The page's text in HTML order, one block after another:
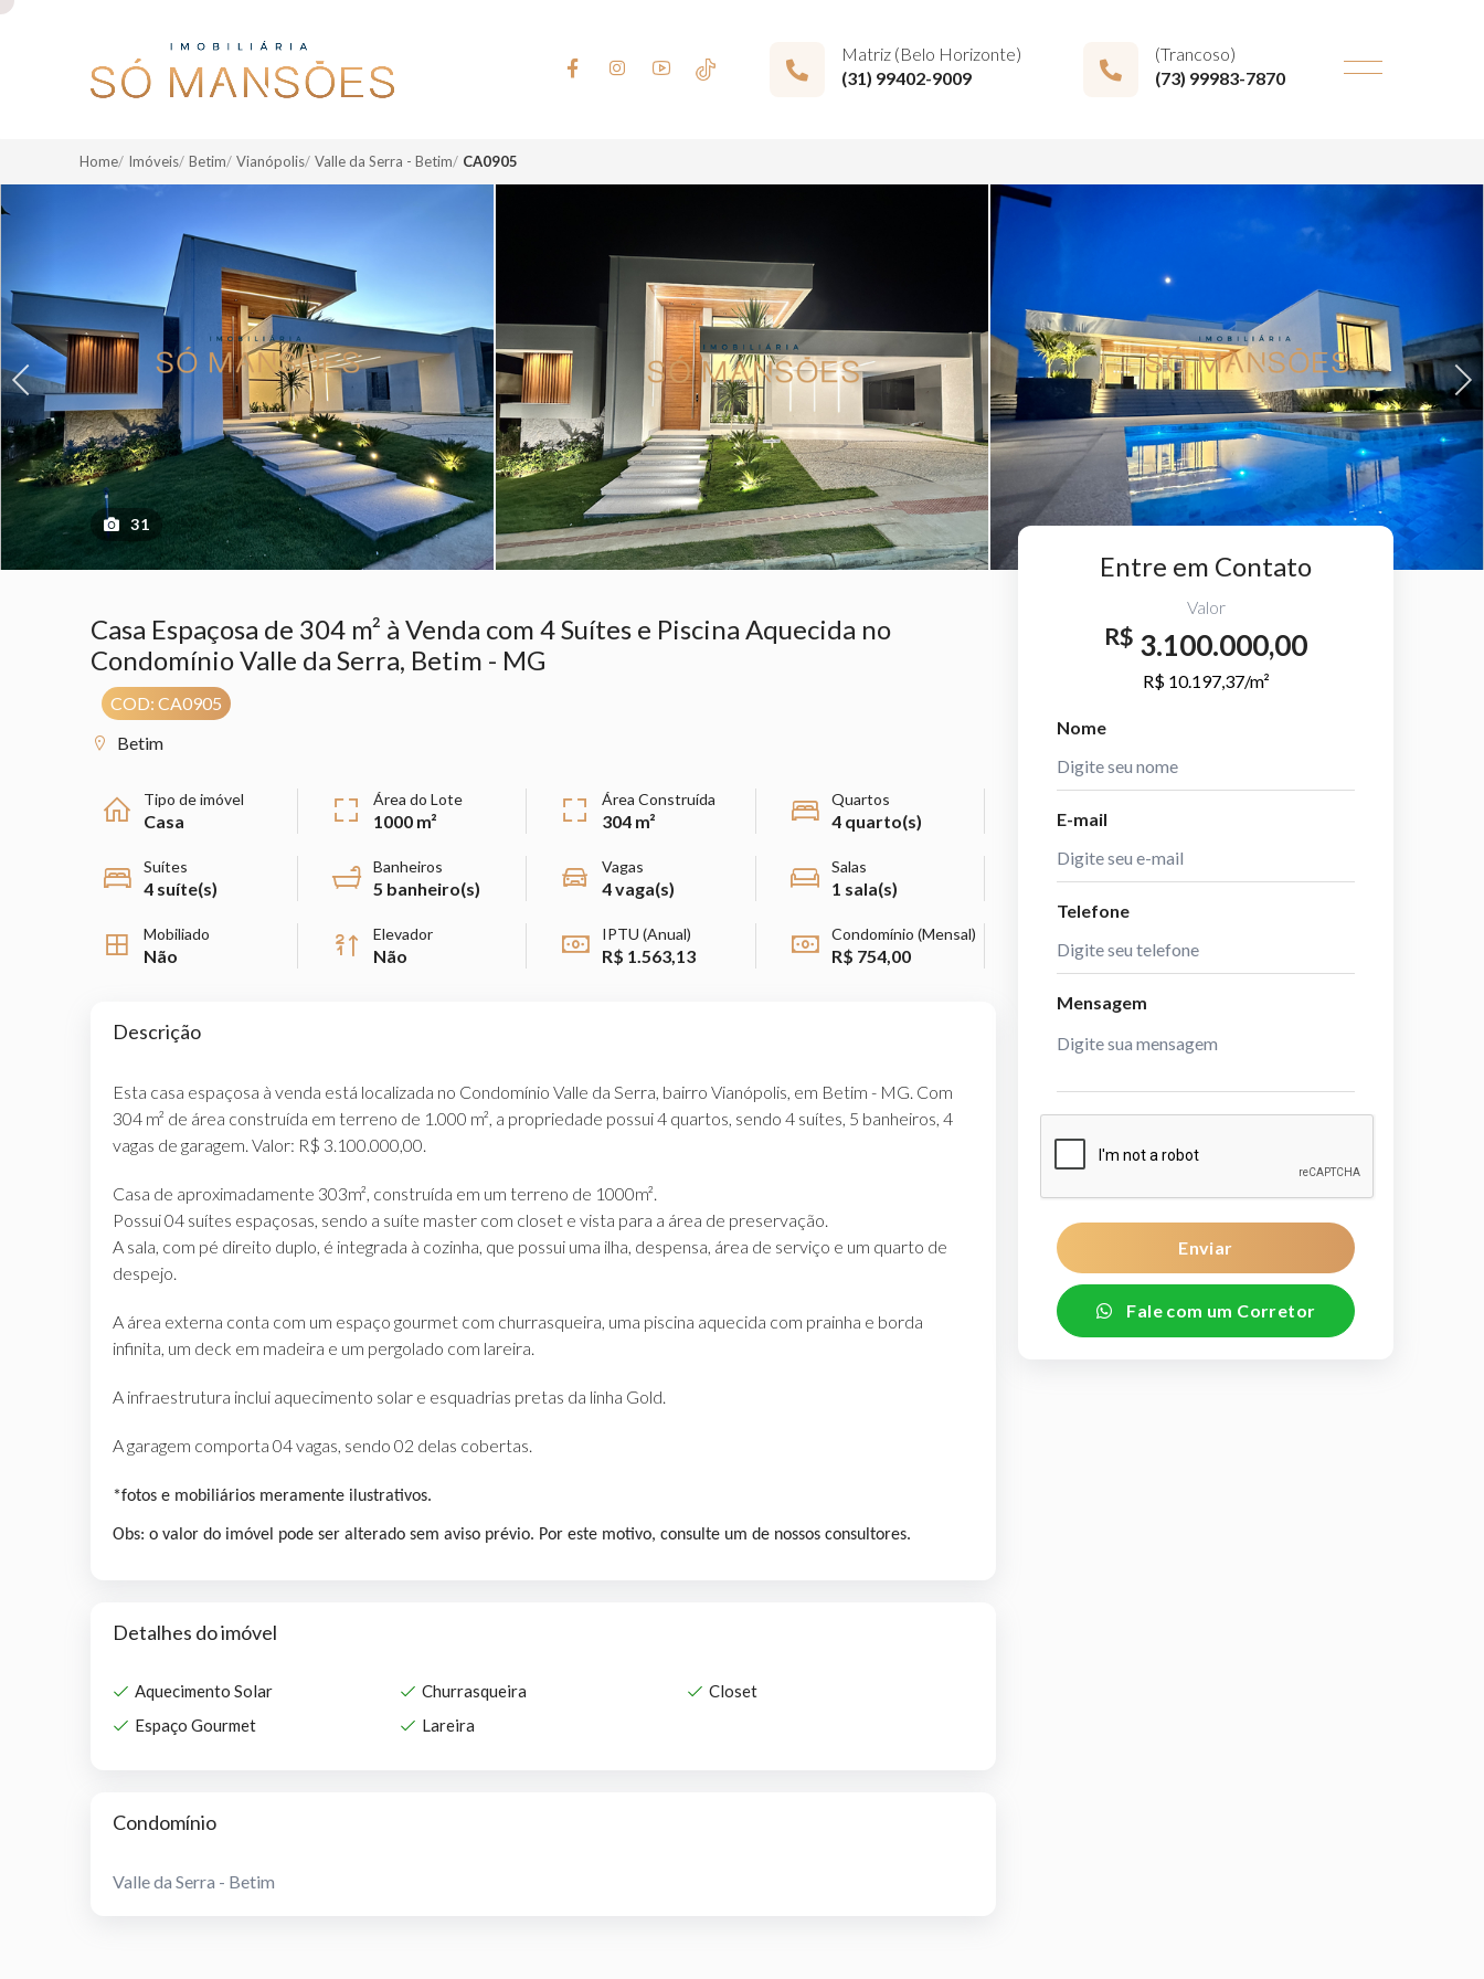
Matriz (Belo Horizonte)
(31) 99402-9009
(Trancoso)
(73) 99983-7870
Home Imóveis Betim Vianópolis Valle da Serra - Betim CA0905
Previous Next
31
Casa Espaçosa de 304 m² à Venda com 4 Suítes e Piscina Aquecida no
Condomínio Valle da Serra, Betim - MG
COD: CA0905
Betim
Tipo de imóvel
Casa
Área do Lote
1000 m²
Área Construída
304 m²
Quartos
4 quarto(s)
Suítes
4 suíte(s)
Banheiros
5 banheiro(s)
Vagas
4 vaga(s)
Salas
1 sala(s)
Mobiliado
Não
Elevador
Não
IPTU (Anual)
R$ 1.563,13
Condomínio (Mensal)
R$ 754,00
Descrição
Esta casa espaçosa à venda está localizada no Condomínio Valle da Serra, bairro Vianópolis, em Betim - MG. Com
304 m² de área construída em terreno de 1.000 m², a propriedade possui 4 quartos, sendo 4 suítes, 5 banheiros, 4
vagas de garagem. Valor: R$ 3.100.000,00.
Casa de aproximadamente 303m², construída em um terreno de 1000m².
Possui 04 suítes espaçosas, sendo a suíte master com closet e vista para a área de preservação.
A sala, com pé direito duplo, é integrada à cozinha, que possui uma ilha, despensa, área de serviço e um quarto de
despejo.
A área externa conta com um espaço gourmet com churrasqueira, uma piscina aquecida com prainha e borda
infinita, um deck em madeira e um pergolado com lareira.
A infraestrutura inclui aquecimento solar e esquadrias pretas da linha Gold.
A garagem comporta 04 vagas, sendo 02 delas cobertas.
*fotos e mobiliários meramente ilustrativos.
Obs: o valor do imóvel pode ser alterado sem aviso prévio. Por este motivo, consulte um de nossos consultores.
Detalhes do imóvel
Aquecimento Solar Churrasqueira
Closet
Espaço Gourmet
Lareira
Condomínio
Valle da Serra - Betim
Entre em Contato
Valor
R$ 3.100.000,00
R$ 10.197,37/m²
Nome
E-mail
Telefone
Mensagem
Enviar
Fale com um Corretor